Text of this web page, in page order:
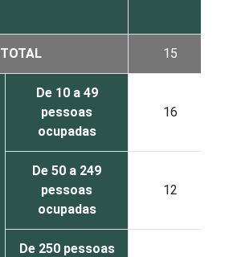
TOTAL 15
De 10 a 49
pessoas
ocupadas
16
De 50 a 249
pessoas
ocupadas
12
De 250 pessoas